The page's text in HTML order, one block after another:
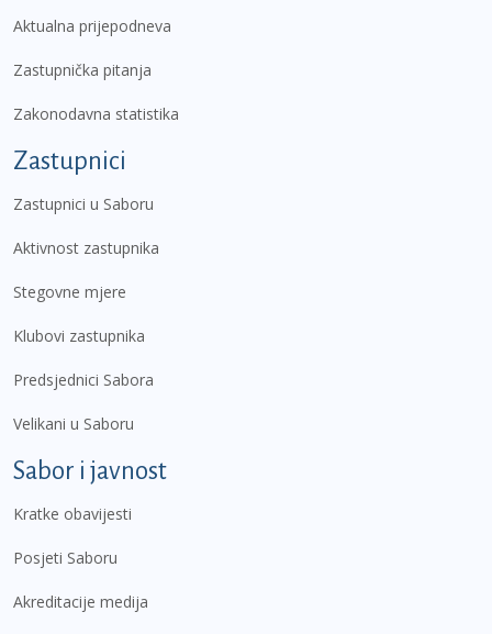
Aktualna prijepodneva
Zastupnička pitanja
Zakonodavna statistika
Zastupnici
Zastupnici u Saboru
Aktivnost zastupnika
Stegovne mjere
Klubovi zastupnika
Predsjednici Sabora
Velikani u Saboru
Sabor i javnost
Kratke obavijesti
Posjeti Saboru
Akreditacije medija